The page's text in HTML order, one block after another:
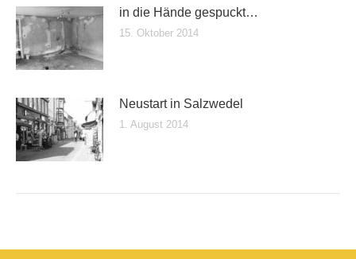
in die Hände gespuckt…
15. Oktober 2014
Neustart in Salzwedel
1. August 2014